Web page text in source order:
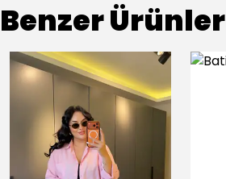
Benzer Ürünler